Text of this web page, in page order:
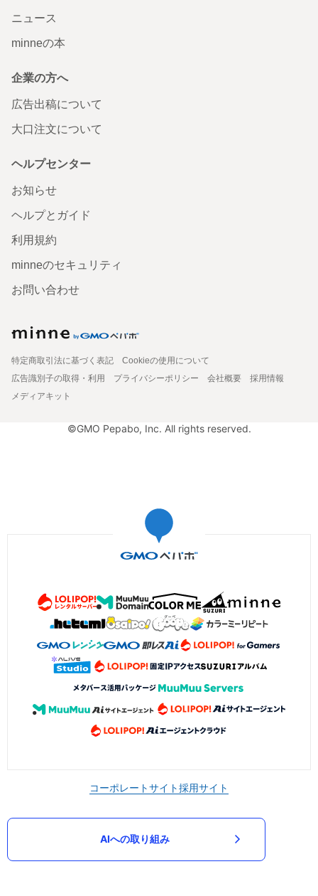
ニュース
minneの本
企業の方へ
広告出稿について
大口注文について
ヘルプセンター
お知らせ
ヘルプとガイド
利用規約
minneのセキュリティ
お問い合わせ
特定商取引法に基づく表記
Cookieの使用について
広告識別子の取得・利用
プライバシーポリシー 会社概要
採用情報
メディアキット
©GMO Pepabo, Inc. All rights reserved.
コーポレートサイト採用サイト
AIへの取り組み